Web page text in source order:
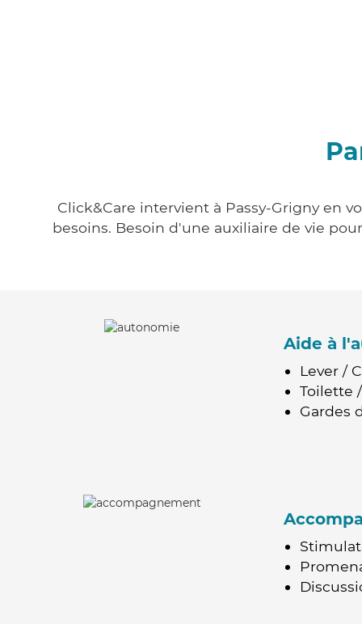
Click&Care intervient à Passy-Grigny en
besoins. Besoin d'une auxiliaire de vie
Aide à
Lever /
Toilette
Gardes